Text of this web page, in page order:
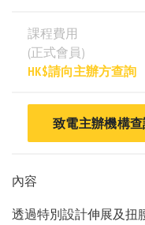
課程費用
(正式會員)
HK$請向主辦方查詢
致電主辦機構
內容
透過特別設計伸展及扭